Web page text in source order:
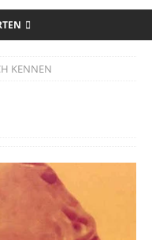
KENNEN